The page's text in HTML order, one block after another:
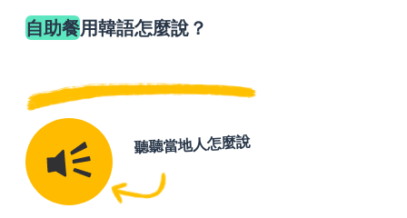
自助餐用韓語怎麼說？
聽聽當地人怎麼說